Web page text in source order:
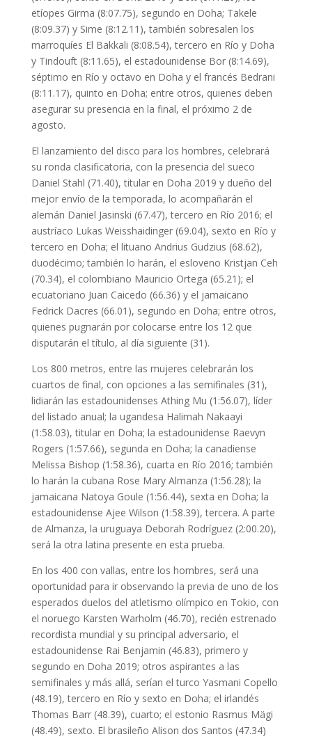
etíopes Girma (8:07.75), segundo en Doha; Takele
(8:09.37) y Sime (8:12.11), también sobresalen los
marroquíes El Bakkali (8:08.54), tercero en Río y Doha
y Tindouft (8:11.65), el estadounidense Bor (8:14.69),
séptimo en Río y octavo en Doha y el francés Bedrani
(8:11.17), quinto en Doha; entre otros, quienes deben
asegurar su presencia en la final, el próximo 2 de
agosto.
El lanzamiento del disco para los hombres, celebrará
su ronda clasificatoria, con la presencia del sueco
Daniel Stahl (71.40), titular en Doha 2019 y dueño del
mejor envío de la temporada, lo acompañarán el
alemán Daniel Jasinski (67.47), tercero en Río 2016; el
austríaco Lukas Weisshaidinger (69.04), sexto en Río y
tercero en Doha; el lituano Andrius Gudzius (68.62),
duodécimo; también lo harán, el esloveno Kristjan Ceh
(70.34), el colombiano Mauricio Ortega (65.21); el
ecuatoriano Juan Caicedo (66.36) y el jamaicano
Fedrick Dacres (66.01), segundo en Doha; entre otros,
quienes pugnarán por colocarse entre los 12 que
disputarán el título, al día siguiente (31).
Los 800 metros, entre las mujeres celebrarán los
cuartos de final, con opciones a las semifinales (31),
lidiarán las estadounidenses Athing Mu (1:56.07), líder
del listado anual; la ugandesa Halimah Nakaayi
(1:58.03), titular en Doha; la estadounidense Raevyn
Rogers (1:57.66), segunda en Doha; la canadiense
Melissa Bishop (1:58.36), cuarta en Río 2016; también
lo harán la cubana Rose Mary Almanza (1:56.28); la
jamaicana Natoya Goule (1:56.44), sexta en Doha; la
estadounidense Ajee Wilson (1:58.39), tercera. A parte
de Almanza, la uruguaya Deborah Rodríguez (2:00.20),
será la otra latina presente en esta prueba.
En los 400 con vallas, entre los hombres, será una
oportunidad para ir observando la previa de uno de los
esperados duelos del atletismo olímpico en Tokio, con
el noruego Karsten Warholm (46.70), recién estrenado
recordista mundial y su principal adversario, el
estadounidense Rai Benjamin (46.83), primero y
segundo en Doha 2019; otros aspirantes a las
semifinales y más allá, serían el turco Yasmani Copello
(48.19), tercero en Río y sexto en Doha; el irlandés
Thomas Barr (48.39), cuarto; el estonio Rasmus Mägi
(48.49), sexto. El brasileño Alison dos Santos (47.34)